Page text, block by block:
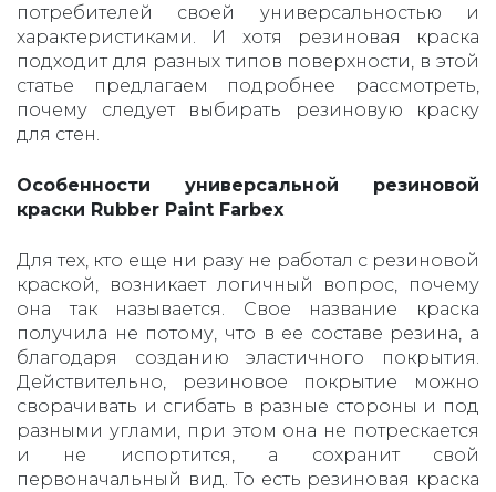
потребителей своей универсальностью и
характеристиками. И хотя резиновая краска
подходит для разных типов поверхности, в этой
статье предлагаем подробнее рассмотреть,
почему следует выбирать резиновую краску
для стен.
Особенности универсальной резиновой
краски Rubber Paint Farbex
Для тех, кто еще ни разу не работал с резиновой
краской, возникает логичный вопрос, почему
она так называется. Свое название краска
получила не потому, что в ее составе резина, а
благодаря созданию эластичного покрытия.
Действительно, резиновое покрытие можно
сворачивать и сгибать в разные стороны и под
разными углами, при этом она не потрескается
и не испортится, а сохранит свой
первоначальный вид. То есть резиновая краска